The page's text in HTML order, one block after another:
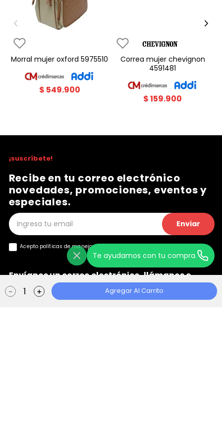
＋
－ Agregar Al Carrito
morral mujer oxford 5975510
$ 549.900
correa mujer chevignon
4591481
$159.900
Te ayudamos con tu compra.
¡suscríbete!
Recibe en tu correo electrónico
novedades, promociones, eventos y
especiales.
Enviar
Acepto políticas de manejo dedatos y privacidad
Envíanos un correo electrónico, llámanos o
chatea con nosotros
Ayuda
+